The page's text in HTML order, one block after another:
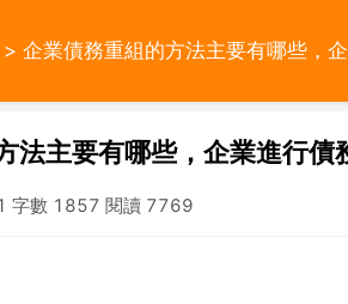
> 企業債務重組的方法主要有哪些，
法主要有哪些，企業進行債
數 1857 閱讀 7769